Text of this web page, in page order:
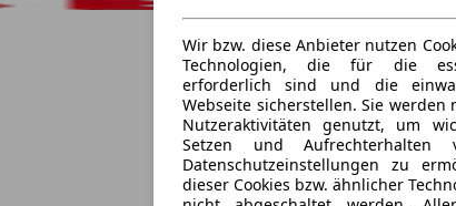
Wir bzw. diese Anbieter nutzen
Technologien, die für die
erforderlich sind und die
Webseite sicherstellen. Sie werden
Nutzeraktivitäten genutzt, um
Setzen und Aufrechterhalten
Datenschutzeinstellungen zu
dieser Cookies bzw. ähnlicher